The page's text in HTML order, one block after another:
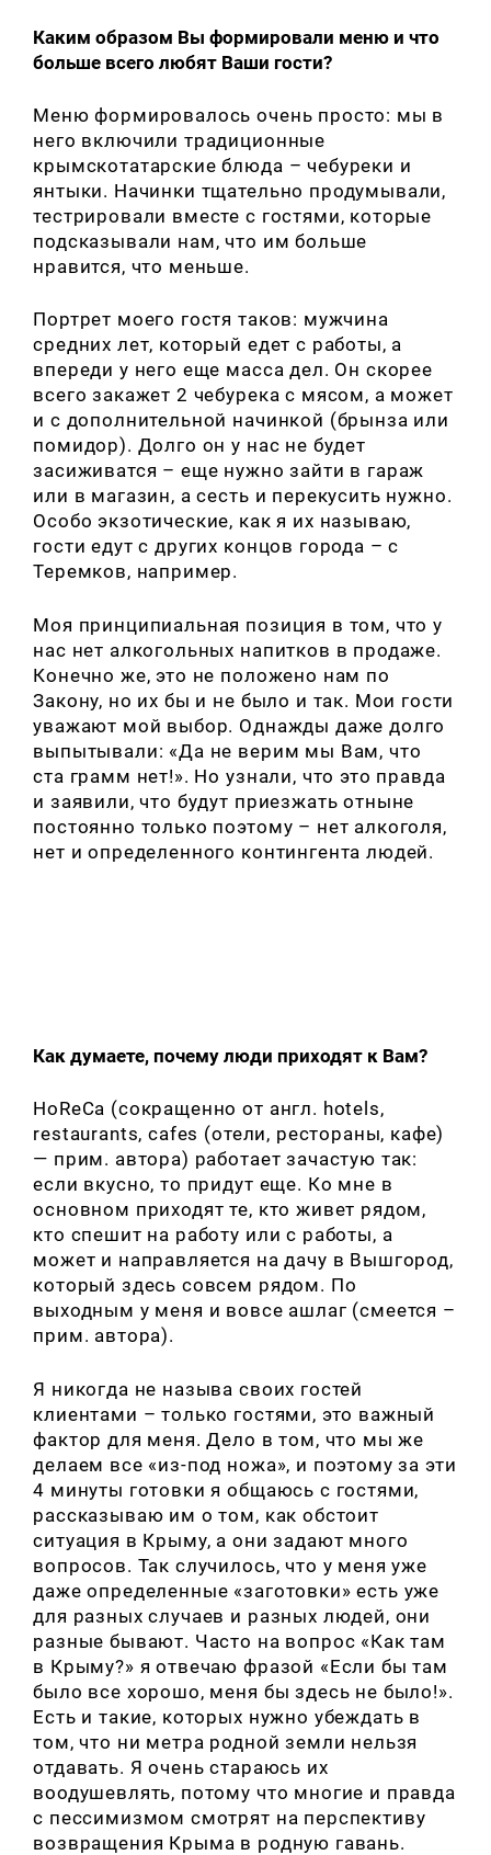
Каким образом Вы формировали меню и что
больше всего любят Ваши гости?
Меню формировалось очень просто: мы в
него включили традиционные
крымскотатарские блюда – чебуреки и
янтыки. Начинки тщательно продумывали,
тестрировали вместе с гостями, которые
подсказывали нам, что им больше
нравится, что меньше.
Портрет моего гостя таков: мужчина
средних лет, который едет с работы, а
впереди у него еще масса дел. Он скорее
всего закажет 2 чебурека с мясом, а может
и с дополнительной начинкой (брынза или
помидор). Долго он у нас не будет
засиживатся – еще нужно зайти в гараж
или в магазин, а сесть и перекусить нужно.
Особо экзотические, как я их называю,
гости едут с других концов города – с
Теремков, например.
Моя принципиальная позиция в том, что у
нас нет алкогольных напитков в продаже.
Конечно же, это не положено нам по
Закону, но их бы и не было и так. Мои гости
уважают мой выбор. Однажды даже долго
выпытывали: «Да не верим мы Вам, что
ста грамм нет!». Но узнали, что это правда
и заявили, что будут приезжать отныне
постоянно только поэтому – нет алкоголя,
нет и определенного контингента людей.
Как думаете, почему люди приходят к Вам?
HoReCa (сокращенно от англ. hotels,
restaurants, cafes (отели, рестораны, кафе)
— прим. автора) работает зачастую так:
если вкусно, то придут еще. Ко мне в
основном приходят те, кто живет рядом,
кто спешит на работу или с работы, а
может и направляется на дачу в Вышгород,
который здесь совсем рядом. По
выходным у меня и вовсе ашлаг (смеется –
прим. автора).
Я никогда не называ своих гостей
клиентами – только гостями, это важный
фактор для меня. Дело в том, что мы же
делаем все «из-под ножа», и поэтому за эти
4 минуты готовки я общаюсь с гостями,
рассказываю им о том, как обстоит
ситуация в Крыму, а они задают много
вопросов. Так случилось, что у меня уже
даже определенные «заготовки» есть уже
для разных случаев и разных людей, они
разные бывают. Часто на вопрос «Как там
в Крыму?» я отвечаю фразой «Если бы там
было все хорошо, меня бы здесь не было!».
Есть и такие, которых нужно убеждать в
том, что ни метра родной земли нельзя
отдавать. Я очень стараюсь их
воодушевлять, потому что многие и правда
с пессимизмом смотрят на перспективу
возвращения Крыма в родную гавань.